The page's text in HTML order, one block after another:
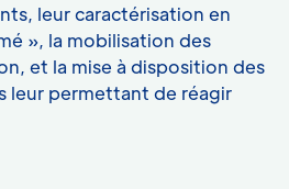
leur caractérisation en
», la mobilisation des
et la mise à disposition des
leur permettant de réagir